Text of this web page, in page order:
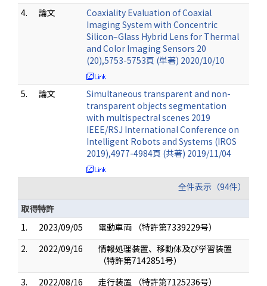
4. 論文
Coaxiality Evaluation of Coaxial
Imaging System with Concentric
Silicon–Glass Hybrid Lens for Thermal
and Color Imaging Sensors 20
(20),5753-5753頁 (単著) 2020/10/10
5. 論文
Simultaneous transparent and non-
transparent objects segmentation
with multispectral scenes 2019
IEEE/RSJ International Conference on
Intelligent Robots and Systems (IROS
2019),4977-4984頁 (共著) 2019/11/04
全件表示（94件）
取得特許
1.
2023/09/05
電動車両 （特許第7339229号）
2.
2022/09/16
情報処理装置、移動体及び学習装置
（特許第7142851号）
3.
2022/08/16
走行装置 （特許第7125236号）